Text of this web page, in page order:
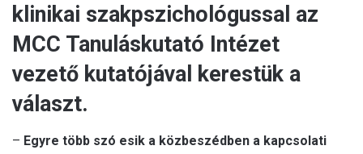
klinikai szakpszichológussal az
MCC Tanuláskutató Intézet
vezető kutatójával kerestük a
választ.
– Egyre több szó esik a közbeszédben a kapcsolati